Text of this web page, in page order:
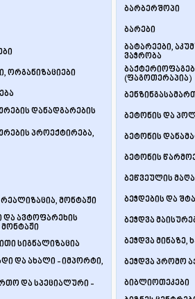
ორგანიზაციები
დანადგარების
პროექტირება,
მონტაჟი
და ავტოფარეხის
მონტაჟი
სიგნალიზაცია
და ახალი - იმპორტი,
და სპეციალური -
ბარბერშოპი
ბარები
ბატარეები,
ვაჭრობა
(ფაგოთერაპია)
ბეტონის და
ბეტონის
ბეტონის
ბეწვეულის
ბეჭდების და
ბეჭდვა
ბეჭდვა მინაზე,
ბეჭდვა პრომო
ბიბლიოთეკები